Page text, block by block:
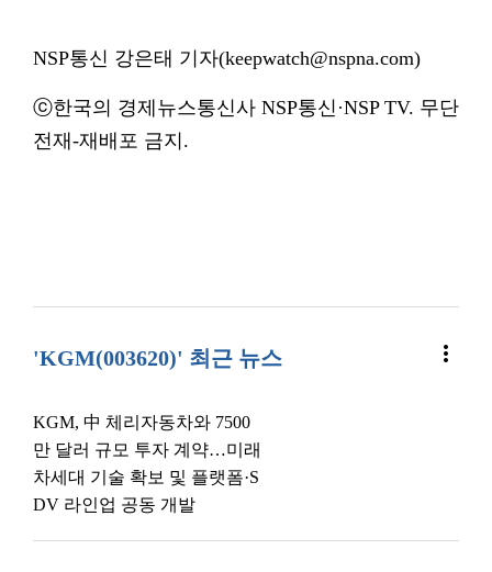
NSP통신 강은태 기자(keepwatch@nspna.com)
ⓒ한국의 경제뉴스통신사 NSP통신·NSP TV. 무단
전재-재배포 금지.
'KGM(003620)' 최근 뉴스 more_vert
KGM, 中 체리자동차와 7500
만 달러 규모 투자 계약…미래
차세대 기술 확보 및 플랫폼·S
DV 라인업 공동 개발